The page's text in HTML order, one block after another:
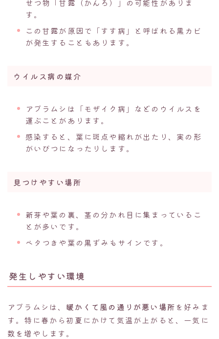
せつ物「甘露（かんろ）」の可能性がありま
す。
この甘露が原因で「すす病」と呼ばれる黒カビ
が発生することもあります。
ウイルス病の媒介
アブラムシは「モザイク病」などのウイルスを
運ぶことがあります。
感染すると、葉に斑点や縮れが出たり、実の形
がいびつになったりします。
見つけやすい場所
新芽や葉の裏、茎の分かれ目に集まっているこ
とが多いです。
ベタつきや葉の黒ずみもサインです。
発生しやすい環境
アブラムシは、 暖かくて風の通りが悪い場所を好みま
す。特に春から初夏にかけて気温が上がると、一気に
数を増やします。